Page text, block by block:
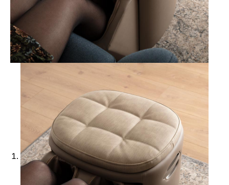
Ajouter à ma Kyft list